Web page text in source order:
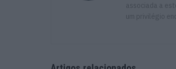
associada a
um privilégio